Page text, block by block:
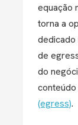
equação
torna a
de
do
(egress).